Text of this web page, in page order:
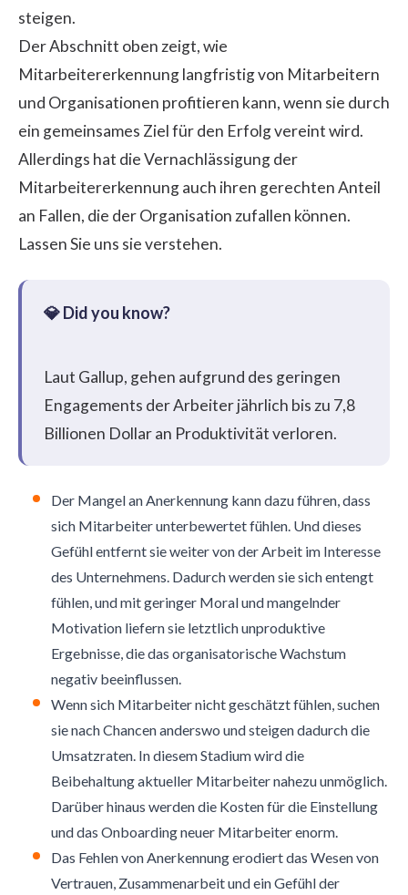
steigen.
Der Abschnitt oben zeigt, wie
Mitarbeitererkennung langfristig von Mitarbeitern
und Organisationen profitieren kann, wenn sie durch
ein gemeinsames Ziel für den Erfolg vereint wird.
Allerdings hat die Vernachlässigung der
Mitarbeitererkennung auch ihren gerechten Anteil
an Fallen, die der Organisation zufallen können.
Lassen Sie uns sie verstehen.
Laut Gallup, gehen aufgrund des geringen
Engagements der Arbeiter jährlich bis zu 7,8
Billionen Dollar an Produktivität verloren.
Der Mangel an Anerkennung kann dazu führen, dass
sich Mitarbeiter unterbewertet fühlen. Und dieses
Gefühl entfernt sie weiter von der Arbeit im Interesse
des Unternehmens. Dadurch werden sie sich entengt
fühlen, und mit geringer Moral und mangelnder
Motivation liefern sie letztlich unproduktive
Ergebnisse, die das organisatorische Wachstum
negativ beeinflussen.
Wenn sich Mitarbeiter nicht geschätzt fühlen, suchen
sie nach Chancen anderswo und steigen dadurch die
Umsatzraten. In diesem Stadium wird die
Beibehaltung aktueller Mitarbeiter nahezu unmöglich.
Darüber hinaus werden die Kosten für die Einstellung
und das Onboarding neuer Mitarbeiter enorm.
Das Fehlen von Anerkennung erodiert das Wesen von
Vertrauen, Zusammenarbeit und ein Gefühl der